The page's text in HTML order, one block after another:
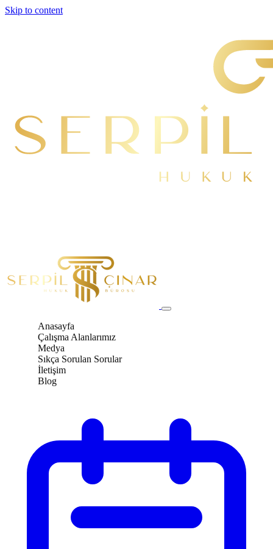
Skip to content
Anasayfa
Çalışma Alanlarımız
Medya
Sıkça Sorulan Sorular
İletişim
Blog